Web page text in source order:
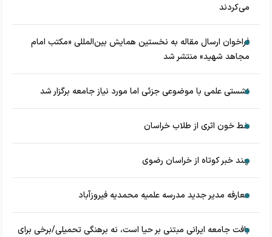
می‌کردند
فراخوان ارسال مقاله به نخستین همایش بین‌المللی «مکتب امام
مجاهد شهید» منتشر شد
نشستی علمی با موضوعی جزئی اما مورد نیاز جامعه برگزار شد
خط خون اثری از طلاب خراسان
چند خبر کوتاه از خراسان رضوی
معارفه مدیر جدید مدرسه علمیه محمدیه فیروزآباد
بافت جامعه ایرانی مبتنی بر حیا است، نه برهنگی تحمیلی/برخی برای